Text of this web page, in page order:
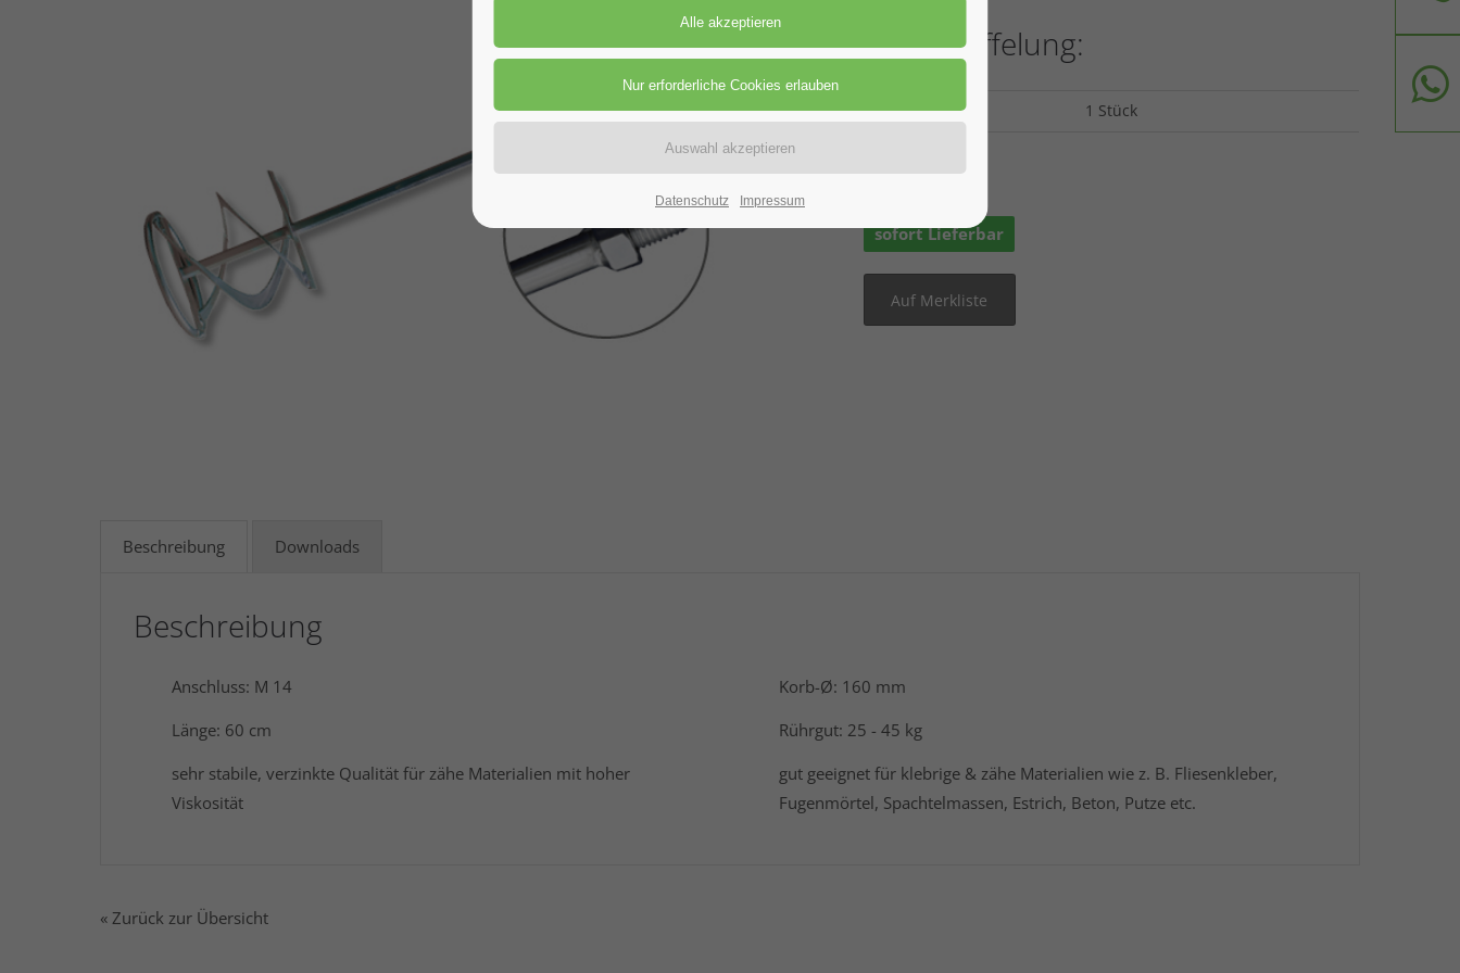
Preis-Staffelung:
1 Stück
Preisanfrage
sofort Lieferbar
Beschreibung Downloads
Beschreibung
Anschluss: M 14
Korb-Ø: 160 mm
Länge: 60 cm
Rührgut: 25 - 45 kg
sehr stabile, verzinkte Qualität für zähe Materialien mit hoher
Viskosität
gut geeignet für klebrige & zähe Materialien wie z. B. Fliesenkleber,
Fugenmörtel, Spachtelmassen, Estrich, Beton, Putze etc.
« Zurück zur Übersicht
Datenschutz Impressum